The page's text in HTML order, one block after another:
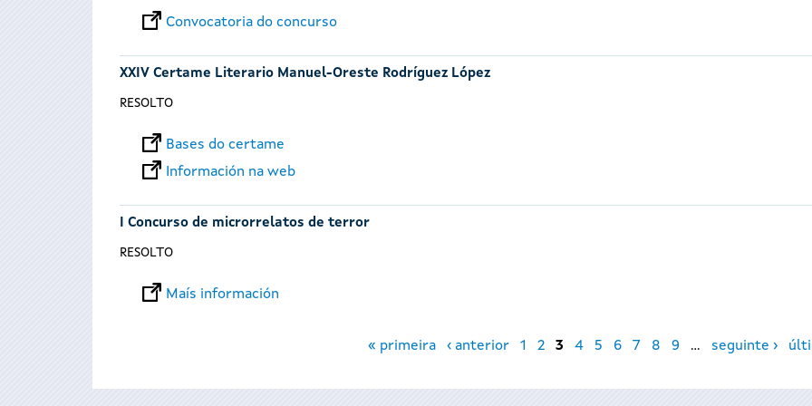
Convocatoria do concurso
XXIV Certame Literario Manuel-Oreste Rodríguez López
RESOLTO
Bases do certame
Información na web
I Concurso de microrrelatos de terror
RESOLTO
Maís información
« primeira ‹ anterior 1 2 3 4 5 6 7 8 9 … seguinte ›